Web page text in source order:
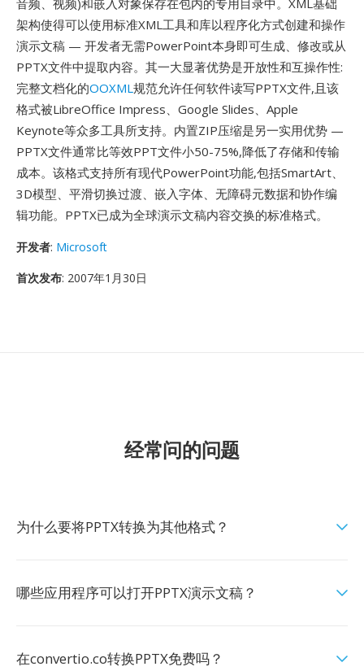
音频、视频)和嵌入对象保存在包内的专用目录中。XML基础
架构使得可以使用标准XML工具和库以程序化方式创建和操作
演示文稿 — 开发者无需PowerPoint本身即可生成、修改或从
PPTX文件中提取内容。其一大显著优势是开放性和互操作性:
完整文档化的OOXML规范允许任何软件读写PPTX文件,且该
格式被LibreOffice Impress、Google Slides、Apple
Keynote等众多工具所支持。内置ZIP压缩是另一实用优势 —
PPTX文件通常比等效PPT文件小50-75%,降低了存储和传输
成本。该格式支持所有现代PowerPoint功能,包括SmartArt、
3D模型、平滑切换过渡、嵌入字体、无障碍元数据和协作编
辑功能。PPTX已成为全球演示文稿内容交换的标准格式。
开发者: Microsoft
首次发布: 2007年1月30日
经常问的问题
为什么要将PPTX转换为其他格式？
哪些应用程序可以打开PPTX演示文稿？
在convertio.co转换PPTX免费吗？